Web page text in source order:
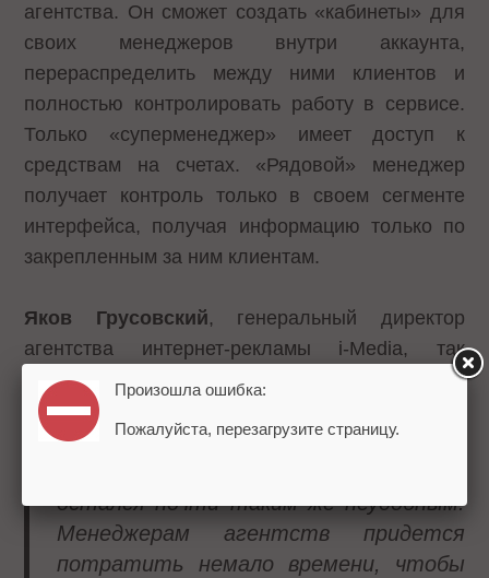
агентства. Он сможет создать «кабинеты» для
своих менеджеров внутри аккаунта,
перераспределить между ними клиентов и
полностью контролировать работу в сервисе.
Только «суперменеджер» имеет доступ к
средствам на счетах. «Рядовой» менеджер
получает контроль только в своем сегменте
интерфейса, получая информацию только по
закрепленным за ним клиентам.
Яков Грусовский, генеральный директор
агентства интернет-рекламы i-Media, так
прокомментировал новый интерфейс:
На первый взгляд, новый агентский
остался почти таким же неудобным.
Менеджерам агентств придется
потратить немало времени, чтобы
Произошла ошибка:
Пожалуйста, перезагрузите страницу.